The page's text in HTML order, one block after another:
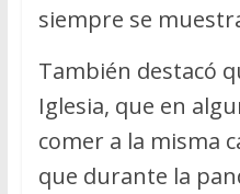
siempre se
También destacó
Iglesia, que en
comer a la misma
que durante la